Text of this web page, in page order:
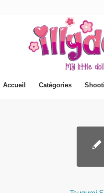
Accueil Catégories